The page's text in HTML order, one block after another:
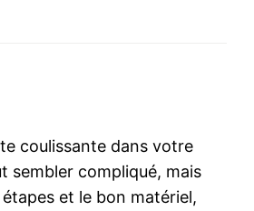
coulissante dans votre
sembler compliqué, mais
et le bon matériel,